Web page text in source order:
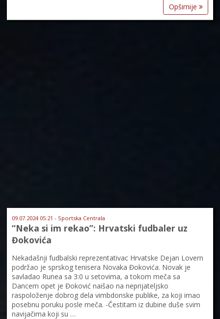
Opširnije
09.07.2024 05:21 - Sportska Centrala
“Neka si im rekao”: Hrvatski fudbaler uz
Đokovića
Nekadašnji fudbalski reprezentativac Hrvatske Dejan Lovern
podržao je sprskog tenisera Novaka Đokovića. Novak je
savladao Runea sa 3:0 u setovima, a tokom meča sa
Dancem opet je Đoković naišao na neprijateljsko
raspoloženje dobrog dela vimbdonske publike, za koji imao
posebnu poruku posle meča. -Čestitam iz dubine duše svim
navijačima koji su …